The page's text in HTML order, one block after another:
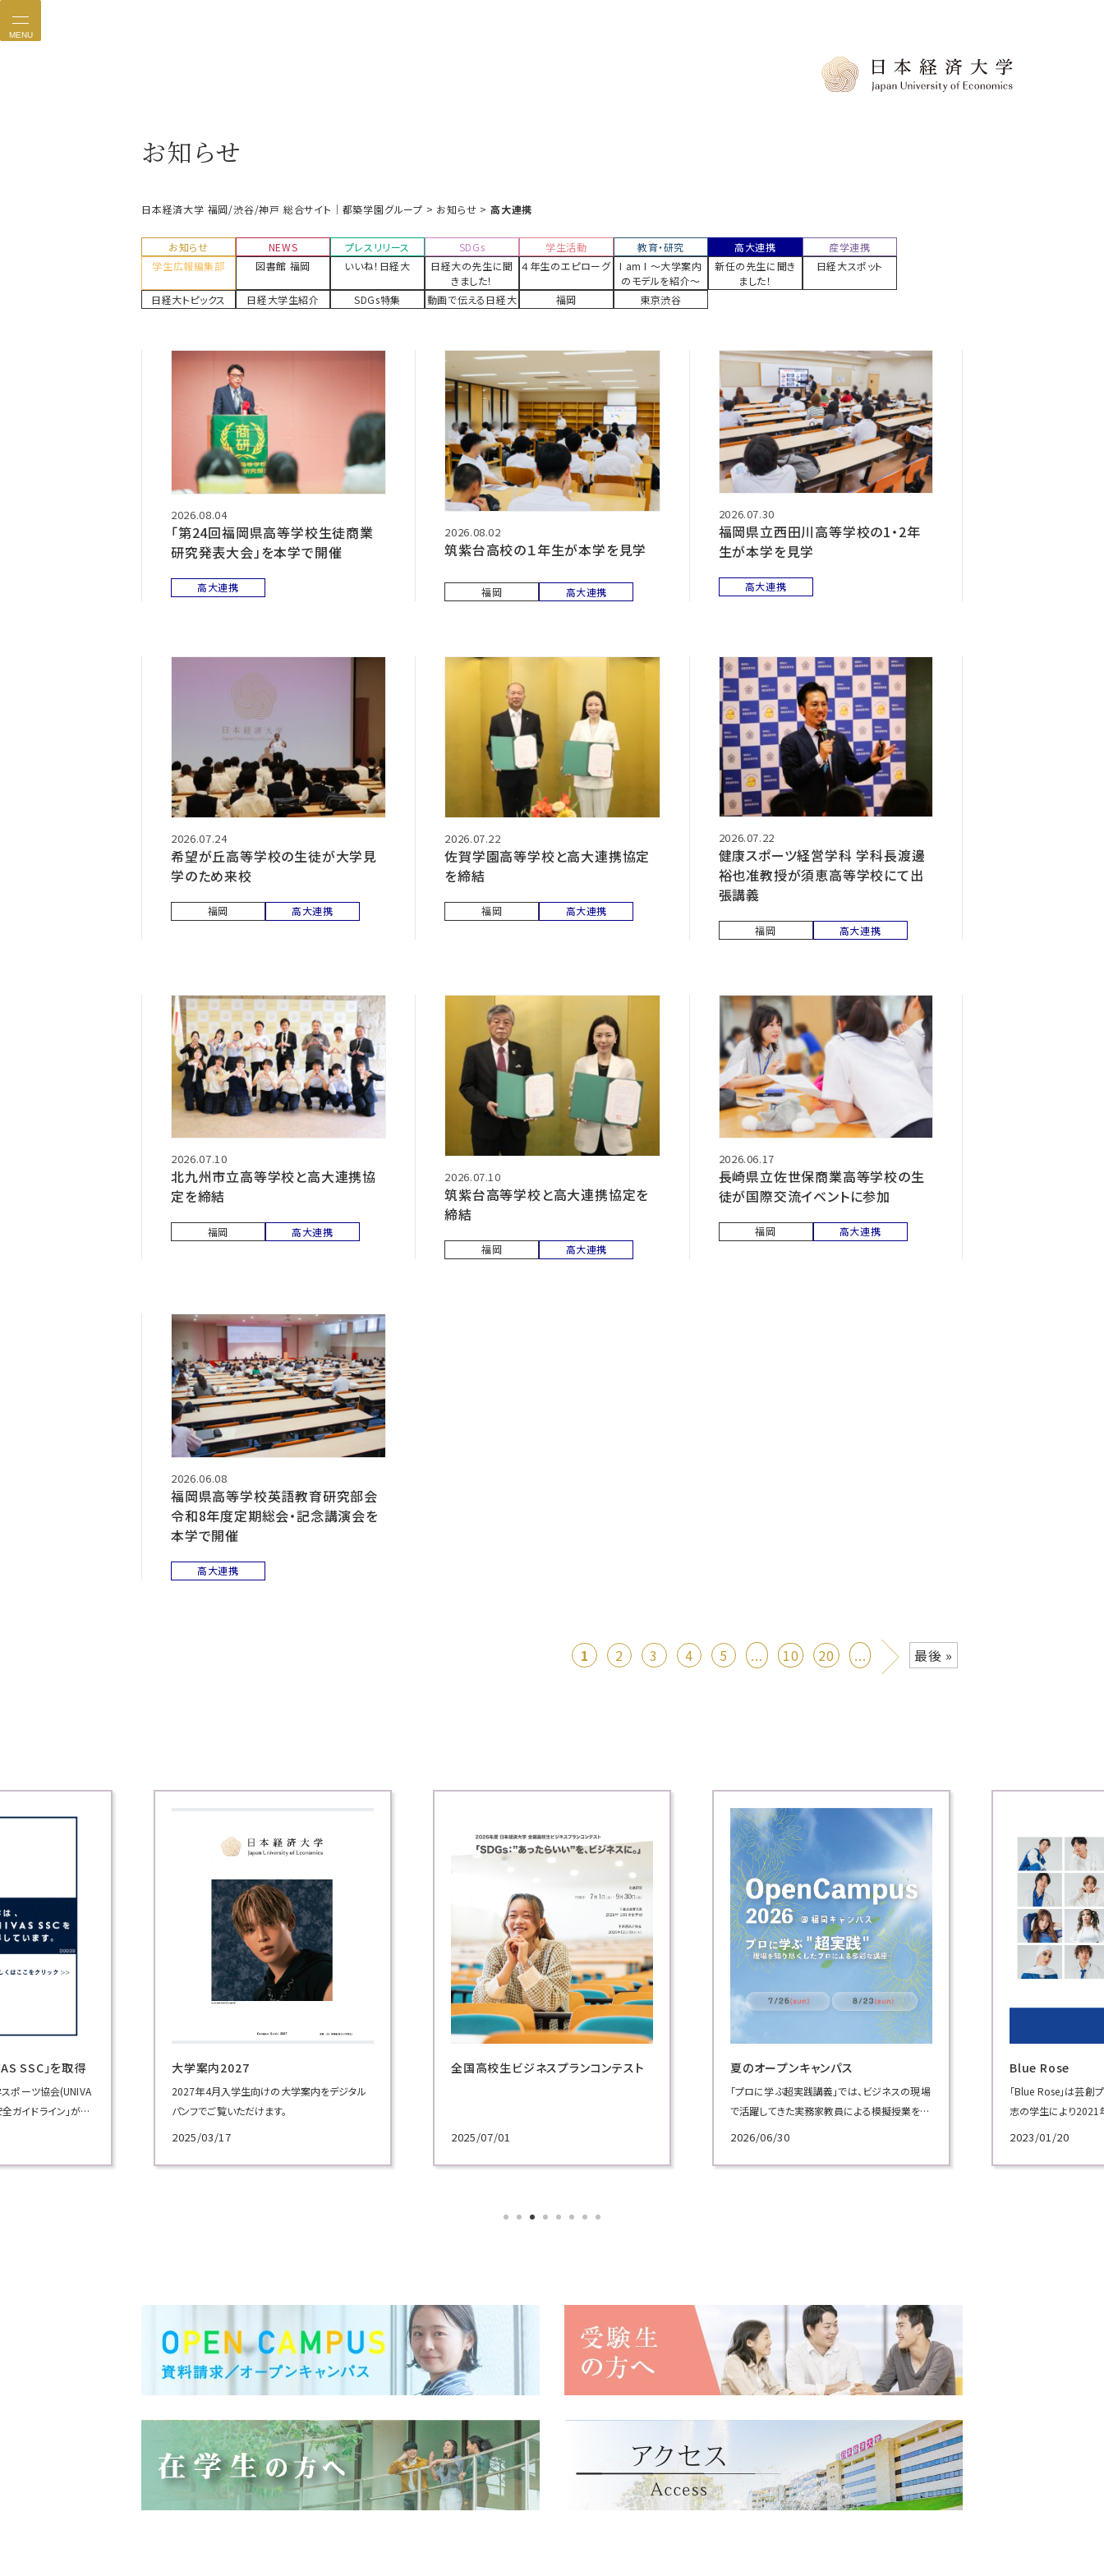
MENU
お知らせ
日本経済大学 福岡/渋谷/神戸 総合サイト｜都築学園グループ > お知らせ >高大連携
お知らせ NEWS プレスリリース SDGs 学生活動 教育・研究 高大連携
産学連携
学生広報編集部
図書館 福岡 いいね！日経大
日経大の先生に聞
きました！
４年生のエピローグ
I am I 〜大学案内
のモデルを紹介〜
新任の先生に聞き
ました！
日経大スポット
日経大トピックス 日経大学生紹介 SDGs特集 動画で伝える日経大 福岡 東京渋谷
2026.08.04
「第24回福岡県高等学校生徒商業
研究発表大会」を本学で開催
高大連携
2026.08.02
筑紫台高校の１年生が本学を見学
福岡 高大連携
2026.07.30
福岡県立西田川高等学校の1・2年
生が本学を見学
高大連携
2026.07.24
希望が丘高等学校の生徒が大学見
学のため来校
福岡 高大連携
2026.07.22
佐賀学園高等学校と高大連携協定
を締結
福岡 高大連携
2026.07.22
健康スポーツ経営学科 学科長渡邊
裕也准教授が須恵高等学校にて出
張講義
福岡 高大連携
2026.07.10
北九州市立高等学校と高大連携協
定を締結
福岡 高大連携
2026.07.10
筑紫台高等学校と高大連携協定を
締結
福岡 高大連携
2026.06.17
長崎県立佐世保商業高等学校の生
徒が国際交流イベントに参加
福岡 高大連携
2026.06.08
福岡県高等学校英語教育研究部会
令和8年度定期総会・記念講演会を
本学で開催
高大連携
1 2 3 4 5 ... 10 20 ... » 最後 »
案内2027
年4月入学生向けの大学案内をデジタル
でご覧いただけます。
全国高校生ビジネスプランコンテスト 夏のオープンキャンパス
「プロに学ぶ超実践講義」では、ビジネスの現場
で活躍してきた実務家教員による模擬授業を実
講義を体験してください！
Blue Rose
「Blue Rose」は芸創プロデュース学科で学ぶ有
志の学生により2021年 ７月に結成された学生
スを披露し、本学をPRしています。